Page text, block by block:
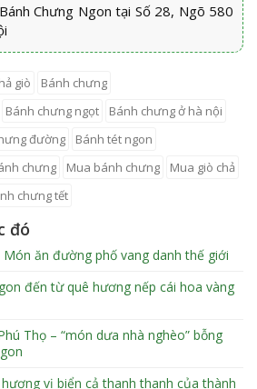
Chưng Ngon tại Số 28, Ngõ 580
giò
bánh chưng
bánh chưng ngọt
bánh chưng ở hà nội
đường
bánh tét ngon
chưng mua bánh chưng
mua giò chả
chưng tết
đó
ăn đường phố vang danh thế giới
đến từ quê hương nếp cái hoa vàng
Thọ – “món dưa nhà nghèo” bỗng
vị biển cả thanh thanh của thành